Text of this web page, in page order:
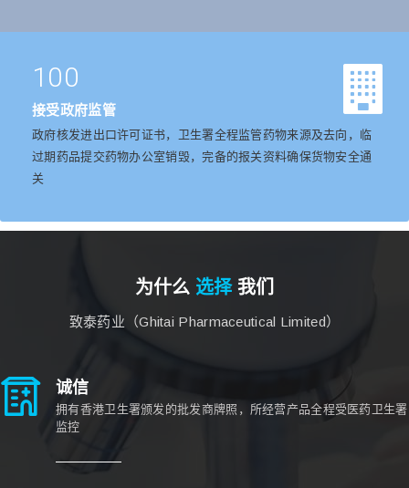
100
接受政府监管
政府核发进出口许可证书，卫生署全程监管药物来源及去向，临
过期药品提交药物办公室销毁，完备的报关资料确保货物安全通
关
为什么 选择我们
致泰药业（Ghitai Pharmaceutical Limited）
诚信
拥有香港卫生署颁发的批发商牌照，所经营产品全程受医药卫生署
监控